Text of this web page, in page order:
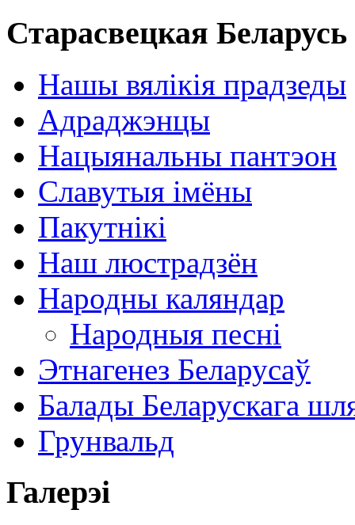
Старасвецкая Беларусь
Нашы вялікія прадзеды
Адраджэнцы
Нацыянальны пантэон
Славутыя імёны
Пакутнікі
Наш люстрадзён
Народны каляндар
Народныя песні
Этнагенез Беларусаў
Балады Беларускага
Грунвальд
Галерэі